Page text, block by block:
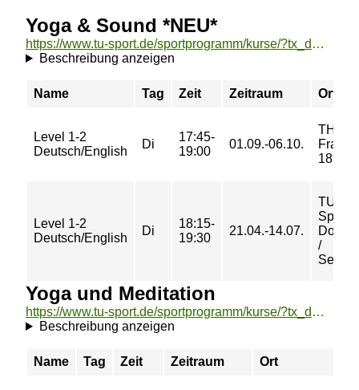
Yoga & Sound *NEU*
https://www.tu-sport.de/sportprogramm/kurse/?tx_dwzeh_courses%5Baction%5D=show&tx_dwzeh_courses%5BsportsDescription%5D=1696&cHash=d755a701245cd1d4660839dbcf26f8c0
Beschreibung anzeigen
Name Tag Zeit Zeitraum Ort
Level 1-2
Deutsch/English
Di
17:45-
19:00
01.09.-06.10.
TH
18
Level 1-2
Deutsch/English
Di
18:15-
19:30
21.04.-14.07.
TU-
/
Yoga und Meditation
https://www.tu-sport.de/sportprogramm/kurse/?tx_dwzeh_courses%5Baction%5D=show&tx_dwzeh_courses%5BsportsDescription%5D=846&cHash=0ebbf97c424c6f76a1460e27c748d075
Beschreibung anzeigen
Name Tag Zeit Zeitraum Ort